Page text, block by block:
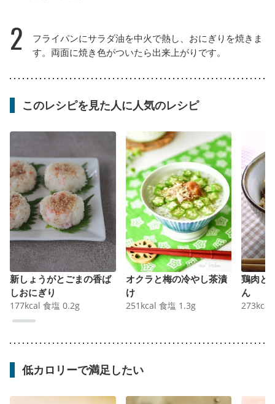
2
フライパンにサラダ油を中火で熱し、おにぎりを焼きま
す。両面に焼き色がついたら出来上がりです。
このレシピを見た人に人気のレシピ
新しょうがとごまの香ば
しおにぎり
177kcal 食塩 0.2g
オクラと梅の冷やし茶漬
け
251 kcal 食塩 1.3g
鶏肉と
ん
273kcal
低カロリーで満足したい